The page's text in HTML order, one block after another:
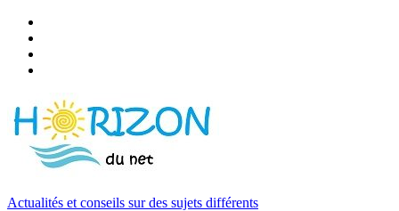
Actualités et conseils sur des sujets différents